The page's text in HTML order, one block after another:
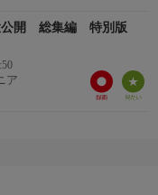
公開 総集編 特別版
ア